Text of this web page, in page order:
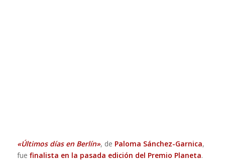
«Últimos días en Berlín», de Paloma Sánchez-Garnica,
fue finalista en la pasada edición del Premio Planeta.